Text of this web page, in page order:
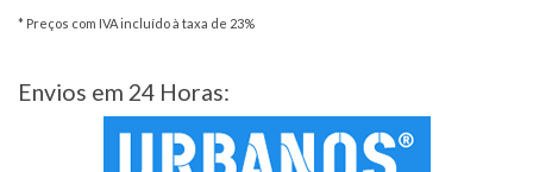
* Preços com IVA incluído à taxa de 23%
Envios em 24 Horas: